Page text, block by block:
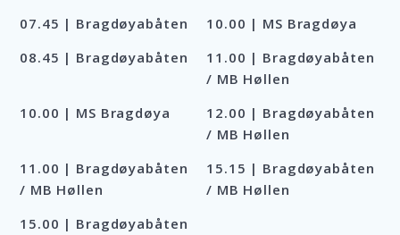
07.45 | Bragdøyabåten
10.00 | MS Bragdøya
08.45 | Bragdøyabåten
11.00 | Bragdøyabåten
/ MB Høllen
10.00 | MS Bragdøya
12.00 | Bragdøyabåten
/ MB Høllen
11.00 | Bragdøyabåten
/ MB Høllen
15.15 | Bragdøyabåten
/ MB Høllen
15.00 | Bragdøyabåten